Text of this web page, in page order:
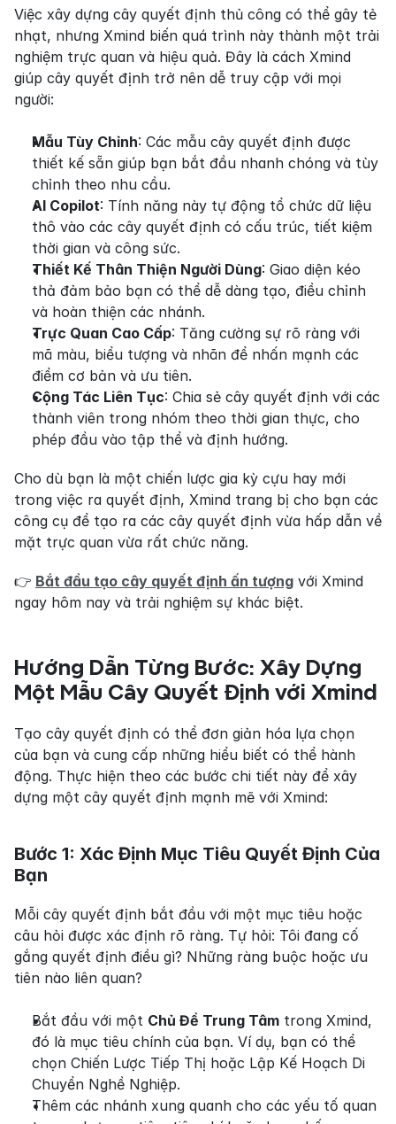
Việc xây dựng cây quyết định thủ công có thể gây tẻ
nhạt, nhưng Xmind biến quá trình này thành một trải
nghiệm trực quan và hiệu quả. Đây là cách Xmind
giúp cây quyết định trở nên dễ truy cập với mọi
người:
Mẫu Tùy Chỉnh: Các mẫu cây quyết định được
thiết kế sẵn giúp bạn bắt đầu nhanh chóng và tùy
chỉnh theo nhu cầu.
AI Copilot: Tính năng này tự động tổ chức dữ liệu
thô vào các cây quyết định có cấu trúc, tiết kiệm
thời gian và công sức.
Thiết Kế Thân Thiện Người Dùng: Giao diện kéo
thả đảm bảo bạn có thể dễ dàng tạo, điều chỉnh
và hoàn thiện các nhánh.
Trực Quan Cao Cấp: Tăng cường sự rõ ràng với
mã màu, biểu tượng và nhãn để nhấn mạnh các
điểm cơ bản và ưu tiên.
Cộng Tác Liên Tục: Chia sẻ cây quyết định với các
thành viên trong nhóm theo thời gian thực, cho
phép đầu vào tập thể và định hướng.
Cho dù bạn là một chiến lược gia kỳ cựu hay mới
trong việc ra quyết định, Xmind trang bị cho bạn các
công cụ để tạo ra các cây quyết định vừa hấp dẫn về
mặt trực quan vừa rất chức năng.
👉 Bắt đầu tạo cây quyết định ấn tượng với Xmind
ngay hôm nay và trải nghiệm sự khác biệt.
Hướng Dẫn Từng Bước: Xây Dựng
Một Mẫu Cây Quyết Định với Xmind
Tạo cây quyết định có thể đơn giản hóa lựa chọn
của bạn và cung cấp những hiểu biết có thể hành
động. Thực hiện theo các bước chi tiết này để xây
dựng một cây quyết định mạnh mẽ với Xmind:
Bước 1: Xác Định Mục Tiêu Quyết Định Của
Bạn
Mỗi cây quyết định bắt đầu với một mục tiêu hoặc
câu hỏi được xác định rõ ràng. Tự hỏi: Tôi đang cố
gắng quyết định điều gì? Những ràng buộc hoặc ưu
tiên nào liên quan?
Bắt đầu với một Chủ Đề Trung Tâm trong Xmind,
đó là mục tiêu chính của bạn. Ví dụ, bạn có thể
chọn Chiến Lược Tiếp Thị hoặc Lập Kế Hoạch Di
Chuyển Nghề Nghiệp.
Thêm các nhánh xung quanh cho các yếu tố quan